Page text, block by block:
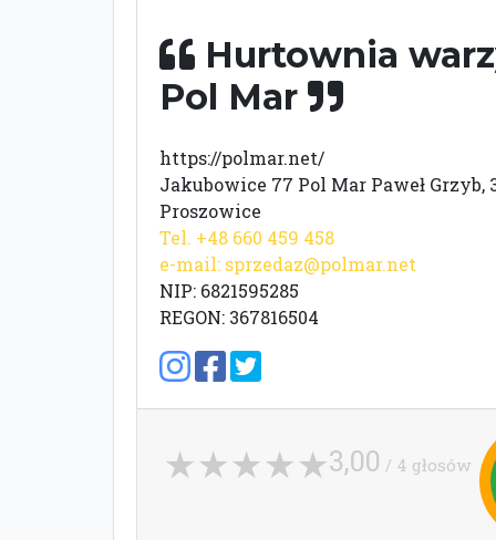
Hurtownia
Pol Mar
https://polmar.net/
Jakubowice 77 Pol Mar Paweł Grzyb,
Proszowice
Tel. +48 660 459 458
e-mail: sprzedaz@polmar.net
NIP: 6821595285
REGON: 367816504
3,00 / 4 głosów